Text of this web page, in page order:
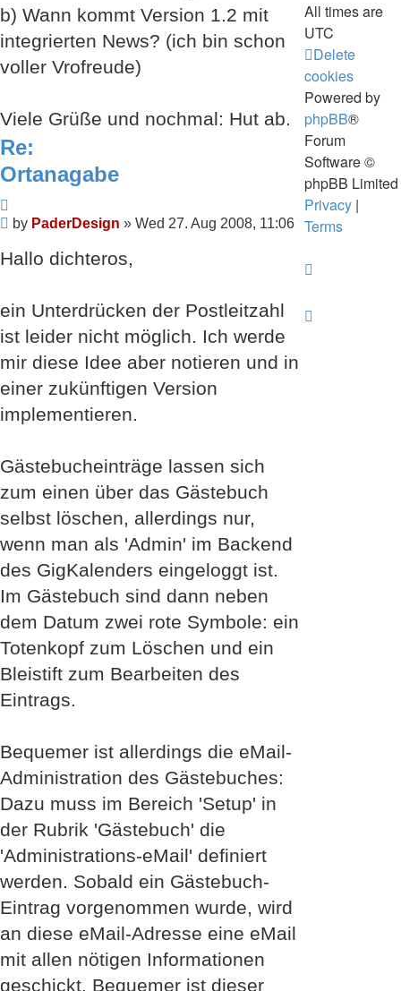
b) Wann kommt Version 1.2 mit
integrierten News? (ich bin schon
voller Vrofreude)
Viele Grüße und nochmal: Hut ab.
Re:
Ortanagabe
Post
by PaderDesign » Wed 27. Aug 2008, 11:06
Hallo dichteros,
ein Unterdrücken der Postleitzahl
ist leider nicht möglich. Ich werde
mir diese Idee aber notieren und in
einer zukünftigen Version
implementieren.
Gästebucheinträge lassen sich
zum einen über das Gästebuch
selbst löschen, allerdings nur,
wenn man als 'Admin' im Backend
des GigKalenders eingeloggt ist.
Im Gästebuch sind dann neben
dem Datum zwei rote Symbole: ein
Totenkopf zum Löschen und ein
Bleistift zum Bearbeiten des
Eintrags.
Bequemer ist allerdings die eMail-
Administration des Gästebuches:
Dazu muss im Bereich 'Setup' in
der Rubrik 'Gästebuch' die
'Administrations-eMail' definiert
werden. Sobald ein Gästebuch-
Eintrag vorgenommen wurde, wird
an diese eMail-Adresse eine eMail
mit allen nötigen Informationen
geschickt. Bequemer ist dieser
All times are
UTC
Delete
cookies
Powered by
phpBB®
Forum
Software ©
phpBB Limited
Privacy |
Terms